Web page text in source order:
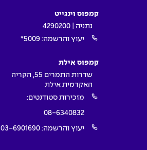
קמפוס וינגייט
נתניה | 4290200
יעוץ והרשמה: 5009*
קמפוס אילת
שדרות התמרים 55, הקריה
האקדמית אילת
מזכירות סטודנטים:
08-6340832
יעוץ והרשמה: 03-6901690